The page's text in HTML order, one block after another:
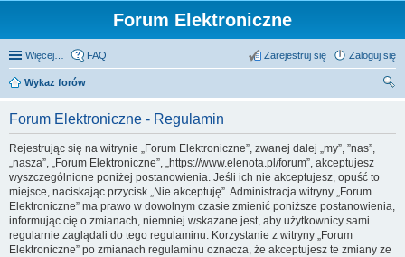
Forum Elektroniczne
Więcej… FAQ Zaloguj się
Zarejestruj się
Wykaz forów
Forum Elektroniczne - Regulamin
Rejestrując się na witrynie „Forum Elektroniczne”, zwanej dalej „my”, ”nas”,
„nasza”, „Forum Elektroniczne”, „https://www.elenota.pl/forum”, akceptujesz
wyszczególnione poniżej postanowienia. Jeśli ich nie akceptujesz, opuść to
miejsce, naciskając przycisk „Nie akceptuję”. Administracja witryny „Forum
Elektroniczne” ma prawo w dowolnym czasie zmienić poniższe postanowienia,
informując cię o zmianach, niemniej wskazane jest, aby użytkownicy sami
regularnie zaglądali do tego regulaminu. Korzystanie z witryny „Forum
Elektroniczne” po zmianach regulaminu oznacza, że akceptujesz te zmiany ze